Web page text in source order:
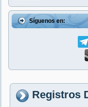
Síguenos en:
Registros